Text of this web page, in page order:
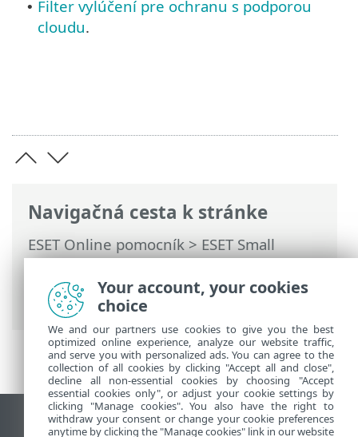
Navigačná cesta k stránke
ESET Online pomocník>ESET Small
Business Security>Práca s programom
ESET Small Business Security> Rozšírené
nastavenia>Kontroly > Vylúčenia
• Filter vylúčení pre ochranu s podporou
cloudu.
Zobraziť stránku ako na počítači
Your account, your cookies
choice
We and our partners use cookies to give you the best
optimized online experience, analyze our website traffic,
and serve you with personalized ads. You can agree to the
collection of all cookies by clicking "Accept all and close",
decline all non-essential cookies by choosing "Accept
essential cookies only", or adjust your cookie settings by
clicking "Manage cookies". You also have the right to
withdraw your consent or change your cookie preferences
anytime by clicking the "Manage cookies" link in our website